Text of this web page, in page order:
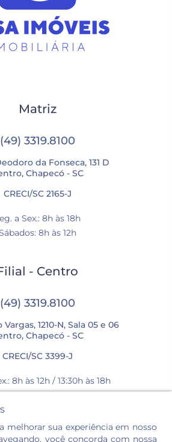
Matriz
(49) 3319.8100
da Fonseca, 131 D
Chapecó - SC
CRECI/SC 2165-J
a Sex.: 8h às 18h
8h às 12h
- Centro
(49) 3319.8100
1210-N, Sala 05 e 06
Chapecó - SC
CRECI/SC 3399-J
8h às 12h / 13:30h às 18h
8h às 12h
melhorar sua experiência em nosso
você concorda com nossa